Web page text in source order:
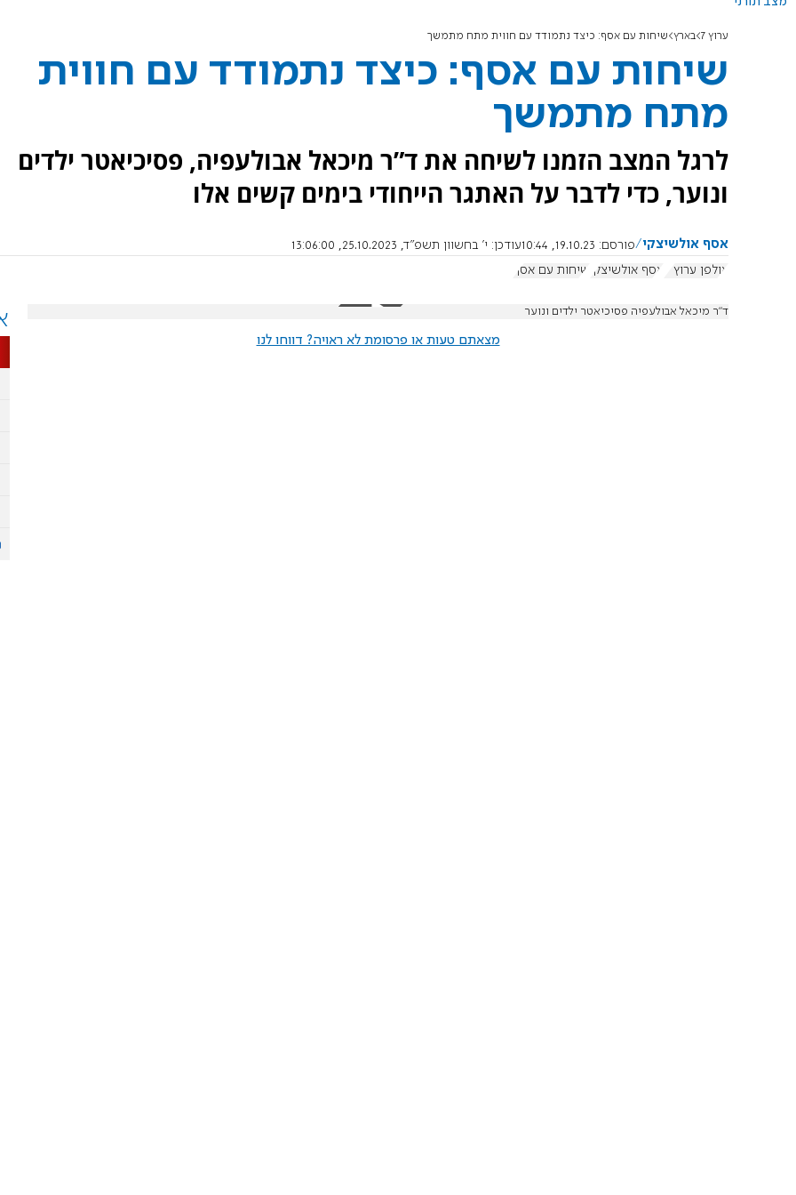
ערוץ 7 בארץ שיחות עם אסף: כיצד נתמודד עם חווית מתח מתמשך
שיחות עם אסף: כיצד נתמודד עם חווית
מתח מתמשך
לרגל המצב הזמנו לשיחה את ד”ר מיכאל אבולעפיה, פסיכיאטר ילדים
ונוער, כדי לדבר על האתגר הייחודי בימים קשים אלו
אסף אולשיצקי פורסם: 19.10.23, 10:44 עודכן: י' בחשוון תשפ"ד, 25.10.2023, 13:06:00
אולפן ערוץ 7
אסף אולשיצקי שיחות עם אסף
ד”ר מיכאל אבולעפיה פסיכיאטר ילדים ונוער
מצאתם טעות או פרסומת לא ראויה? דווחו לנו